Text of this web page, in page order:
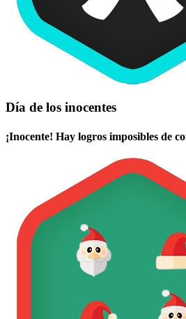
Día de los inocentes
¡Inocente! Hay logros imposibles de